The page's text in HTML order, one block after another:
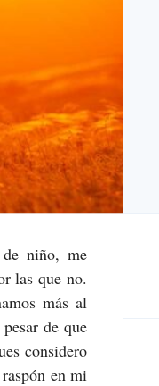
de niño, me
las que no.
más al
de que
considero
en mi